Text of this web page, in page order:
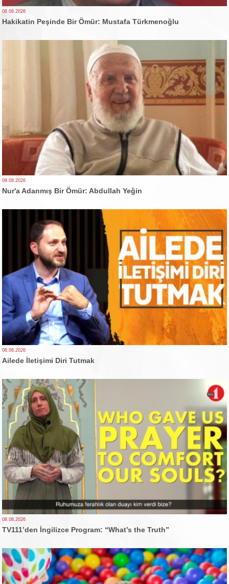
08.08.2026
Hakikatin Peşinde Bir Ömür: Mustafa Türkmenoğlu
08.08.2026
Nur'a Adanmış Bir Ömür: Abdullah Yeğin
08.08.2026
Ailede İletişimi Diri Tutmak
08.08.2026
TV111’den İngilizce Program: “What’s the Truth”